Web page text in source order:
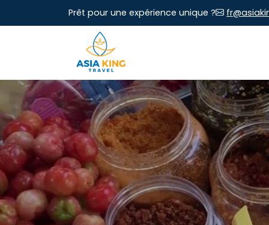
Prêt pour une expérience unique ?